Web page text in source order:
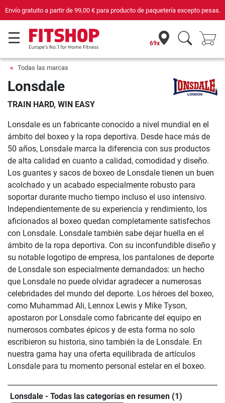
Envío gratuito a partir de 99,00 €para producto de paquetería excepto pesas.
69x
Todas las marcas
Lonsdale
TRAIN HARD, WIN EASY
Lonsdale es un fabricante conocido a nivel mundial en el
ámbito del boxeo y la ropa deportiva. Desde hace más de
50 años, Lonsdale marca la diferencia con sus productos
de alta calidad en cuanto a calidad, comodidad y diseño.
Los guantes y sacos de boxeo de Lonsdale tienen un buen
acolchado y un acabado especialmente robusto para
soportar durante mucho tiempo incluso el uso intensivo.
Independientemente de su experiencia y rendimiento, los
aficionados al boxeo quedan completamente satisfechos
con Lonsdale. Lonsdale también sabe dejar huella en el
ámbito de la ropa deportiva. Con su inconfundible diseño y
su notable logotipo de empresa, los pantalones de deporte
de Lonsdale son especialmente demandados: un hecho
que Lonsdale no puede olvidar agradecer a numerosas
celebridades del mundo del deporte. Los héroes del boxeo,
como Muhammad Ali, Lennox Lewis y Mike Tyson,
apostaron por Lonsdale como fabricante del equipo en
numerosos combates épicos y de esta forma no solo
escribieron su historia, sino también la de Lonsdale. En
nuestra gama hay una oferta equilibrada de artículos
Lonsdale para tu momento personal estelar en el boxeo.
Lonsdale - Todas las categorías en resumen (1)